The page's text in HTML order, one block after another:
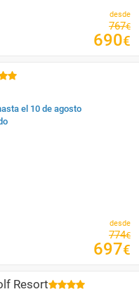
desde
767€
690€
el 10 de agosto
desde
774€
697€
Resort